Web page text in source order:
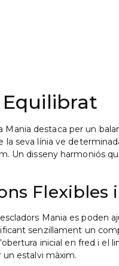
Equilibrat
Mania destaca per un
la seva línia ve
Un disseny harmoniós
Flexibles
Mania es poden
senzillament un
inicial en fred i el
un estalvi màxim.